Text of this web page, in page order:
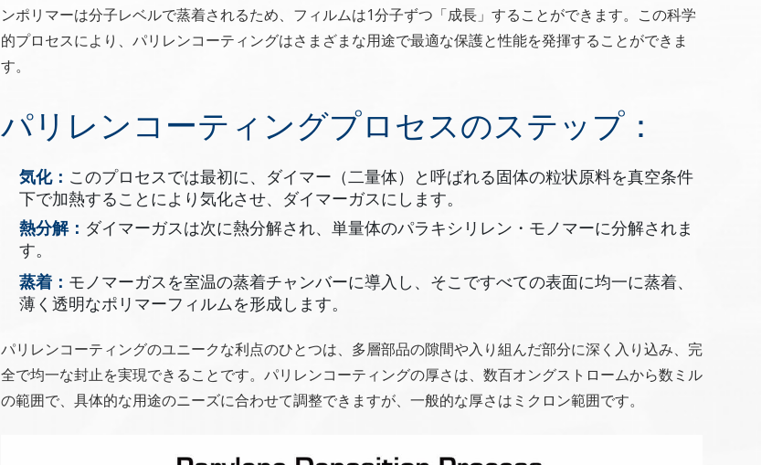
ンポリマーは分子レベルで蒸着されるため、フィルムは1分子ずつ「成長」することができます。この科学
的プロセスにより、パリレンコーティングはさまざまな用途で最適な保護と性能を発揮することができま
す。
パリレンコーティングプロセスのステップ：
気化： このプロセスでは最初に、ダイマー（二量体）と呼ばれる固体の粒状原料を真空条件
下で加熱することにより気化させ、ダイマーガスにします。
熱分解： ダイマーガスは次に熱分解され、単量体のパラキシリレン・モノマーに分解されま
す。
蒸着： モノマーガスを室温の蒸着チャンバーに導入し、そこですべての表面に均一に蒸着、
薄く透明なポリマーフィルムを形成します。
パリレンコーティングのユニークな利点のひとつは、多層部品の隙間や入り組んだ部分に深く入り込み、完
全で均一な封止を実現できることです。パリレンコーティングの厚さは、数百オングストロームから数ミル
の範囲で、具体的な用途のニーズに合わせて調整できますが、一般的な厚さはミクロン範囲です。